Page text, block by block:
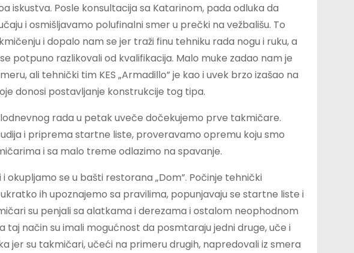
iskustva. Posle konsultacija sa Katarinom, pada odluka da
i osmišljavamo polufinalni smer u prečki na vežbališu. To
i dopalo nam se jer traži finu tehniku rada nogu i ruku, a
potpuno razlikovali od kvalifikacija. Malo muke zadao nam je
ali tehnički tim KES „Armadillo” je kao i uvek brzo izašao na
donosi postavljanje konstrukcije tog tipa.
rada u petak uveče dočekujemo prve takmičare.
i priprema startne liste, proveravamo opremu koju smo
i sa malo treme odlazimo na spavanje.
okupljamo se u bašti restorana „Dom”. Počinje tehnički
ih upoznajemo sa pravilima, popunjavaju se startne liste i
su penjali sa alatkama i derezama i ostalom neophodnom
taj način su imali mogućnost da posmtaraju jedni druge, uče i
jer su takmičari, učeći na primeru drugih, napredovali iz smera